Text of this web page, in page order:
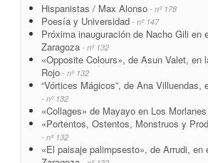
Hispanistas / Max Alonso - nº 178
Poesía y Universidad - nº 147
Próxima inauguración de Nacho Gili en
Zaragoza - nº 132
«Opposite Colours», de Asun Valet, en
Rojo - nº 132
“Vórtices Mágicos”, de Ana Villuendas,
- nº 132
«Collages» de Mayayo en Los Morlanes
«Portentos, Ostentos, Monstruos y
- nº 132
«El paisaje palimpsesto», de Arrudi, en